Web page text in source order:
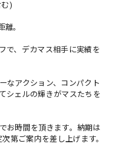
)
離。
で、デカマス相手に実績を
なアクション、コンパクト
シェルの輝きがマスたちを
お時間を頂きます。納期は
第ご案内を差し上げます。